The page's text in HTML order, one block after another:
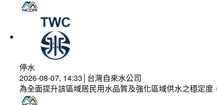
停水
2026-08-07, 14:33│台灣自來水公司
為全面提升該區域居民用水品質及強化區域供水之穩定